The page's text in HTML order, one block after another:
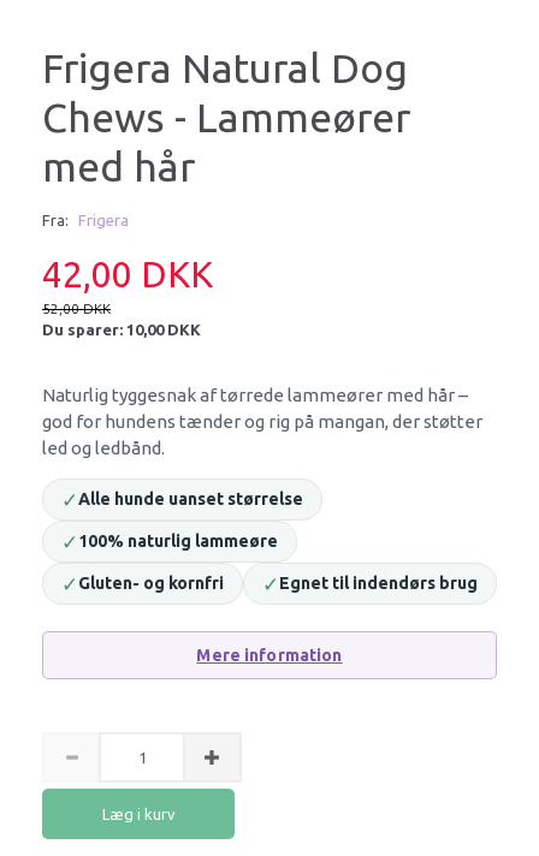
Frigera Natural Dog
Chews - Lammeører
med hår
Fra: Frigera
42,00 DKK
52,00 DKK
Du sparer: 10,00 DKK
Naturlig tyggesnak af tørrede lammeører med hår –
god for hundens tænder og rig på mangan, der støtter
led og ledbånd.
✓Alle hunde uanset størrelse
✓100% naturlig lammeøre
✓Gluten- og kornfri ✓Egnet til indendørs brug
Mere information
Læg i kurv